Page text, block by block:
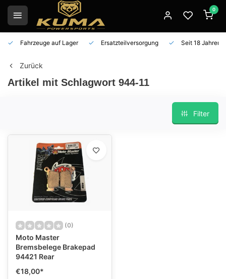
0
Fahrzeuge auf Lager Ersatzteilversorgung Seit 18 Jahren
Zurück
Artikel mit Schlagwort 944-11
Filter
(0)
Moto Master
Bremsbelege Brakepad
94421 Rear
€18,00*